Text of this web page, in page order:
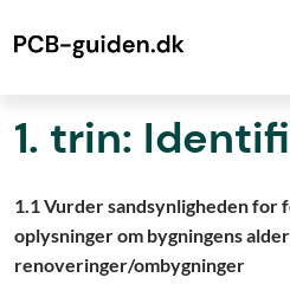
1. trin:
1.1 Vurder sandsynligheden for
oplysninger om bygningens
renoveringer/ombygninger